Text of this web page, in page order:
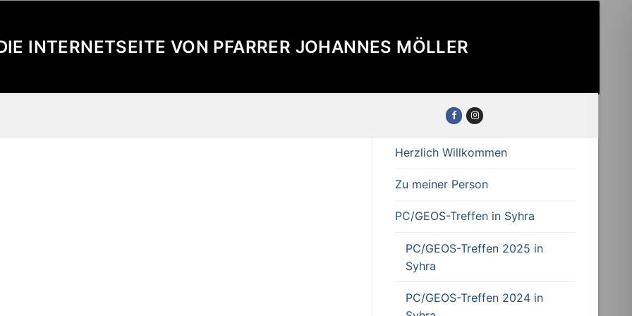
INTERNETSEITE VON PFARRER JOHANNES MÖLLER
Herzlich Willkommen
Zu meiner Person
PC/GEOS-Treffen in Syhra
PC/GEOS-Treffen 2025 in
Syhra
PC/GEOS-Treffen 2024 in